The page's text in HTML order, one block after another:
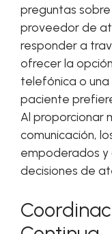
preguntas
proveedor de
responder a
ofrecer la
telefónica o una
paciente
Al proporcionar
comunicación,
empoderados y
decisiones de